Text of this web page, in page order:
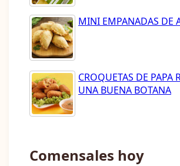
MINI EMPANADAS DE
CROQUETAS DE PAPA
UNA BUENA BOTANA
Comensales hoy